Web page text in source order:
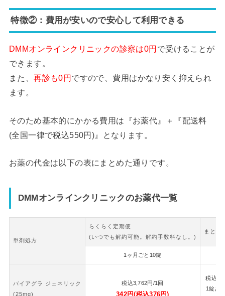
特徴②：費用が安いので安心して利用できる
DMMオンラインクリニックの診察は0円で受けることが
できます。
また、再診も0円ですので、費用はかなり安く抑えられ
ます。
そのため基本的にかかる費用は『お薬代』＋『配送料
(全国一律で税込550円)』となります。
お薬の代金は以下の表にまとめた通りです。
DMMオンラインクリニックのお薬代一覧
単剤処方
らくらく定期便
(いつでも解約可能。解約手数料なし。)
まとめ
1ヶ月ごと10錠
バイアグラ ジェネリック
(25mg)
税込3,762円/1回
342円(税込376円)
税込
1錠あ